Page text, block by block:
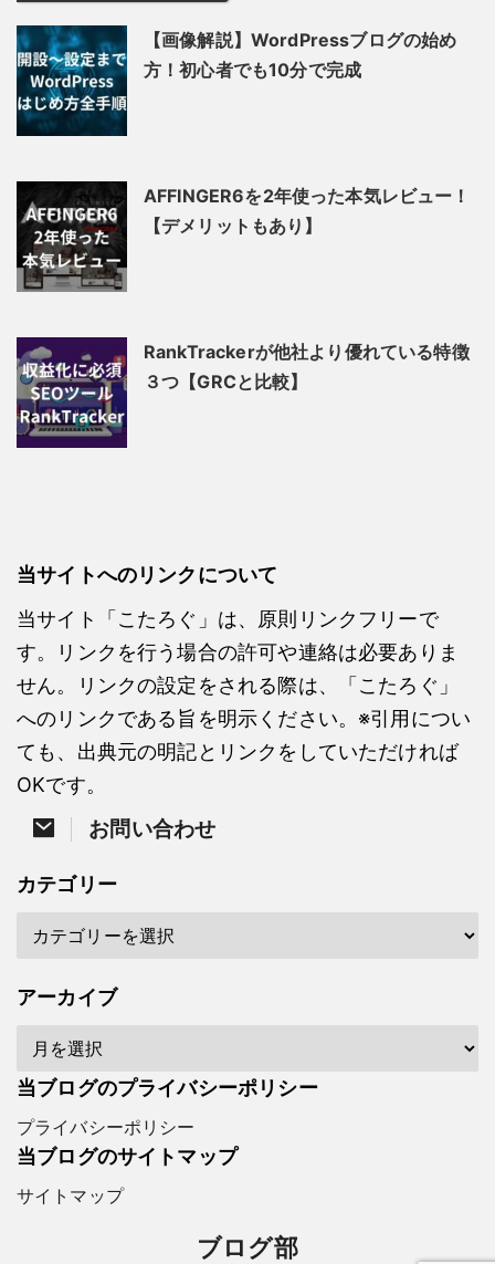
【画像解説】WordPressブログの始め
方！初心者でも10分で完成
AFFINGER6を2年使った本気レビュー！
【デメリットもあり】
RankTrackerが他社より優れている特徴
３つ【GRCと比較】
当サイトへのリンクについて
当サイト「こたろぐ」は、原則リンクフリーで
す。リンクを行う場合の許可や連絡は必要ありま
せん。リンクの設定をされる際は、「こたろぐ」
へのリンクである旨を明示ください。※引用につい
ても、出典元の明記とリンクをしていただければ
OKです。
お問い合わせ
カテゴリー
アーカイブ
当ブログのプライバシーポリシー
プライバシーポリシー
当ブログのサイトマップ
サイトマップ
ブログ部